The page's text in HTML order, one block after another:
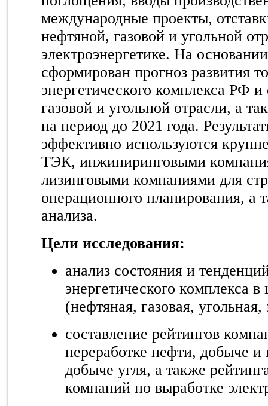
международные проекты,
нефтяной, газовой и угольной
электроэнергетике. На
сформирован прогноз развития
энергетического комплекса РФ
газовой и угольной отрасли, а
на период до 2021 года.
эффективно используются
ТЭК, инжиниринговыми
лизинговыми компаниями для
операционного планирования, а
анализа.
Цели исследования:
анализ состояния и
энергетического комплекса
(нефтяная, газовая, угольная,
составление рейтингов
переработке нефти, добыче и
добыче угля, а также
компаний по выработке